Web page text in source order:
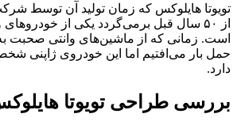
تویوتا هایلوکس که زمان تولید آن توسط
از ۵۰ سال قبل برمی‌گردد یکی از
است. زمانی که از ماشین‌های وانتی صحبت به
حمل بار می‌افتیم اما این خودروی ژاپنی
دارد.
بررسی طراحی تویوتا